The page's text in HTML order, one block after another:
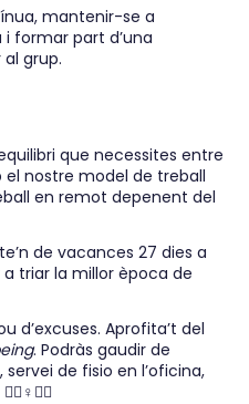
mantenir-se a
formar part d’una
grup.
que necessites entre
nostre model de treball
en remot depenent del
de vacances 27 dies a
triar la millor època de
d’excuses. Aprofita’t del
. Podràs gaudir de
de fisio en l’oficina,